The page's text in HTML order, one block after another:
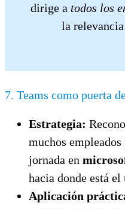
dirige a todos los
la
7. Teams como puerta
Estrategia:
muchos
jornada en
hacia donde está el
Aplicación